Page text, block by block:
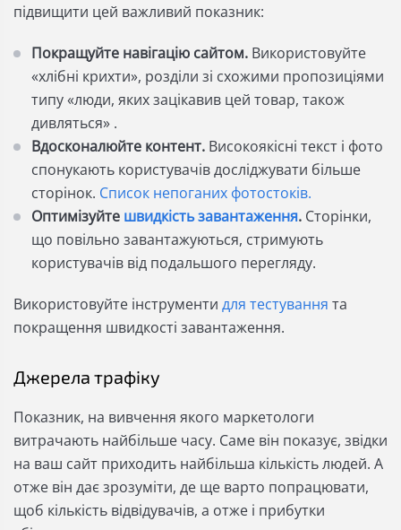
підвищити цей важливий показник:
Покращуйте навігацію сайтом. Використовуйте
«хлібні крихти», розділи зі схожими пропозиціями
типу «люди, яких зацікавив цей товар, також
дивляться» .
Вдосконалюйте контент. Високоякісні текст і фото
спонукають користувачів досліджувати більше
сторінок. Список непоганих фотостоків.
Оптимізуйте швидкість завантаження. Сторінки,
що повільно завантажуються, стримують
користувачів від подальшого перегляду.
Використовуйте інструменти для тестування та
покращення швидкості завантаження.
Джерела трафіку
Показник, на вивчення якого маркетологи
витрачають найбільше часу. Саме він показує, звідки
на ваш сайт приходить найбільша кількість людей. А
отже він дає зрозуміти, де ще варто попрацювати,
щоб кількість відвідувачів, а отже і прибутки